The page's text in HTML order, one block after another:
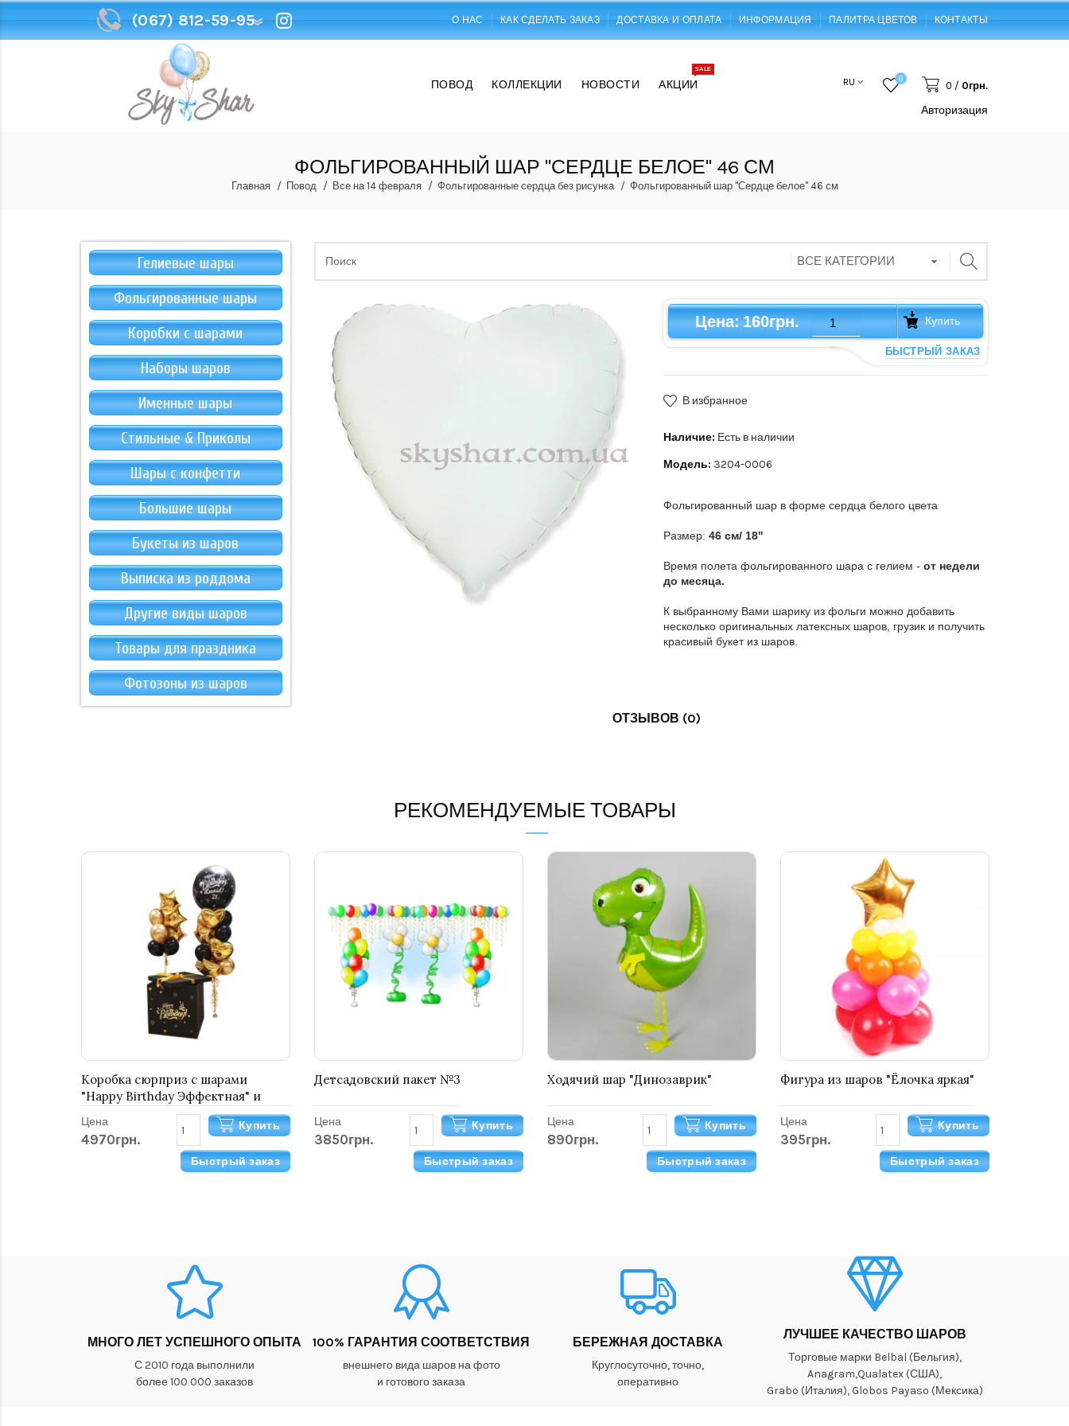
(067) 812-59-95
(067) 812-59-95
О НАС КАК СДЕЛАТЬ ЗАКАЗ ДОСТАВКА И ОПЛАТА ИНФОРМАЦИЯ ПАЛИТРА ЦВЕТОВ КОНТАКТЫ
ПОВОД КОЛЛЕКЦИИ НОВОСТИ АКЦИИ
SALE
RU 0
0 / 0грн.
Авторизация
ФОЛЬГИРОВАННЫЙ ШАР "СЕРДЦЕ БЕЛОЕ" 46 СМ
Главная Повод Все на 14 февраля Фольгированные сердца без рисунка Фольгированный шар "Сердце белое" 46 см
Гелиевые шары
Фольгированные шары
Коробки с шарами
Наборы шаров
Именные шары
Стильные & Приколы
Шары с конфетти
Большие шары
Букеты из шаров
Выписка из роддома
Другие виды шаров
Товары для праздника
Фотозоны из шаров
Цена:160грн. Купить
БЫСТРЫЙ ЗАКАЗ
В избранное
Наличие: Есть в наличии
Модель: 3204-0006
Фольгированный шар в форме сердца белого цвета
Размер: 46 см/ 18"
Время полета фольгированного шара с гелием - от недели
до месяца.
К выбранному Вами шарику из фольги можно добавить
несколько оригинальных латексных шаров, грузик и получить
красивый букет из шаров.
ОТЗЫВОВ (0)
РЕКОМЕНДУЕМЫЕ ТОВАРЫ
Коробка сюрприз с шарами
"Happy Birthday Эффектная" и
шикарный букет для мужчины
Цена
4970грн.
Купить
Быстрый заказ
Детсадовский пакет №3
Цена
3850грн.
Купить
Быстрый заказ
Ходячий шар "Динозаврик"
Цена
890грн.
Купить
Быстрый заказ
Фигура из шаров "Ёлочка яркая"
Цена
395грн.
Купить
Быстрый заказ
МНОГО ЛЕТ УСПЕШНОГО ОПЫТА
С 2010 года выполнили
более 100 000 заказов
100% ГАРАНТИЯ СООТВЕТСТВИЯ
внешнего вида шаров на фото
и готового заказа
БЕРЕЖНАЯ ДОСТАВКА
Круглосуточно, точно,
оперативно
ЛУЧШЕЕ КАЧЕСТВО ШАРОВ
Торговые марки Belbal (Бельгия),
Anagram,Qualatex (США),
Grabo (Италия), Globos Payaso (Мексика)